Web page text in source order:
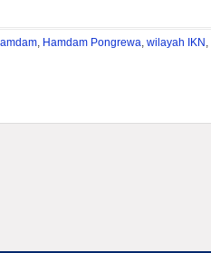
, Hamdam Pongrewa, wilayah IKN ,